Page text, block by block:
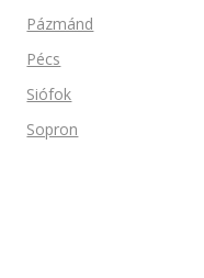
Pázmánd
Pécs
Siófok
Sopron